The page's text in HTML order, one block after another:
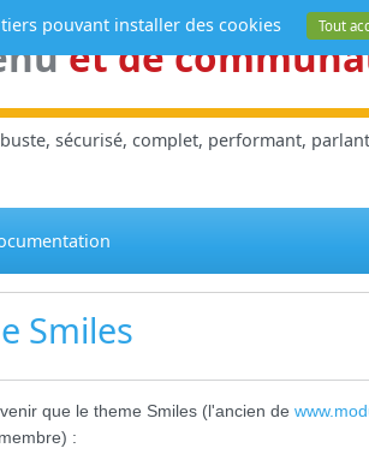
et de
sécurisé, complet, performant,
Smiles
que le theme Smiles (l'ancien de
:
pouvant installer des cookies Tout